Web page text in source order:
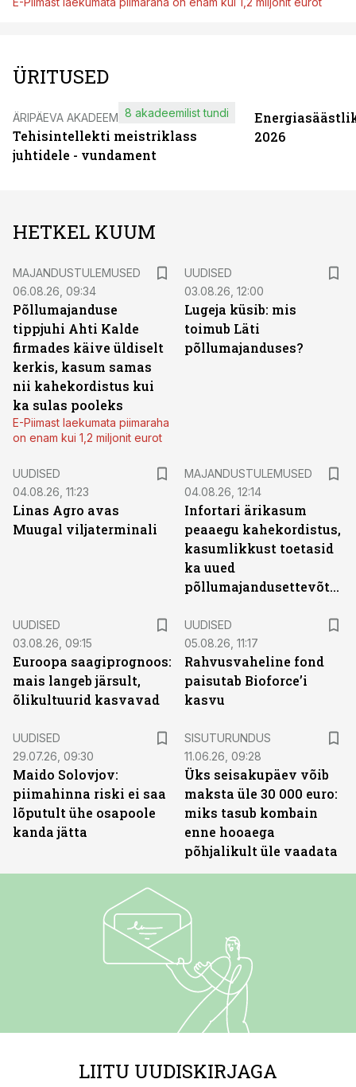
ÜRITUSED
ÄRIPÄEVA AKADEEMIA
Tehisintellekti meistriklass
juhtidele - vundament
8 akadeemilist tundi
2026
HETKEL KUUM
MAJANDUSTULEMUSED
06.08.26, 09:34
Põllumajanduse
tippjuhi Ahti Kalde
firmades käive üldiselt
kerkis, kasum samas
nii kahekordistus kui
ka sulas pooleks
E-Piimast laekumata piimaraha
on enam kui 1,2 miljonit eurot
UUDISED
03.08.26, 12:00
Lugeja küsib: mis
toimub Läti
põllumajanduses?
UUDISED
04.08.26, 11:23
Linas Agro avas
Muugal viljaterminali
MAJANDUSTULEMUSED
04.08.26, 12:14
Infortari ärikasum
peaaegu kahekordistus,
kasumlikkust toetasid
ka uued
põllumajandusettevõtted
UUDISED
03.08.26, 09:15
Euroopa saagiprognoos:
mais langeb järsult,
õlikultuurid kasvavad
UUDISED
05.08.26, 11:17
Rahvusvaheline fond
paisutab Bioforce’i
kasvu
UUDISED
29.07.26, 09:30
Maido Solovjov:
piimahinna riski ei saa
lõputult ühe osapoole
kanda jätta
SISUTURUNDUS
11.06.26, 09:28
Üks seisakupäev võib
maksta üle 30 000 euro:
miks tasub kombain
enne hooaega
põhjalikult üle vaadata
LIITU UUDISKIRJAGA